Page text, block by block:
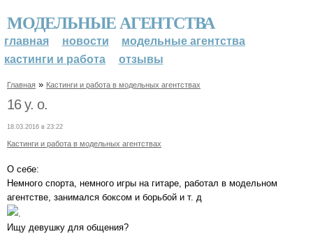
МОДЕЛЬНЫЕ АГЕНТСТВА
главная новости
модельные агентства
кастинги и работа
отзывы
Главная » Кастинги и работа в модельных агентствах
16 y. o.
18.03.2016 в 23:22
Кастинги и работа в модельных агентствах
О себе:
Немного спорта, немного игры на гитаре, работал в модельном
агентстве, занимался боксом и борьбой и т. д
Ищу девушку для общения?